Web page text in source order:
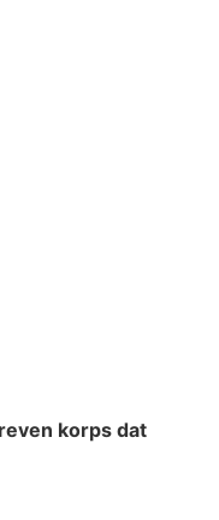
korps dat